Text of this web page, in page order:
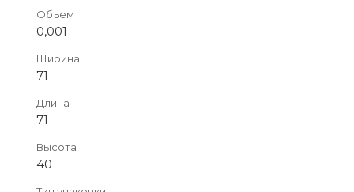
Объем
0,001
Ширина
71
Длина
71
Высота
40